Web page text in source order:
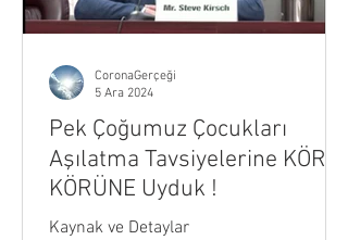
Pek Çoğumuz Çocukları
Aşılatma Tavsiyelerine KÖRÜ
KÖRÜNE Uyduk !
Kaynak ve Detaylar
CoronaGerçeği
5 Ara 2024